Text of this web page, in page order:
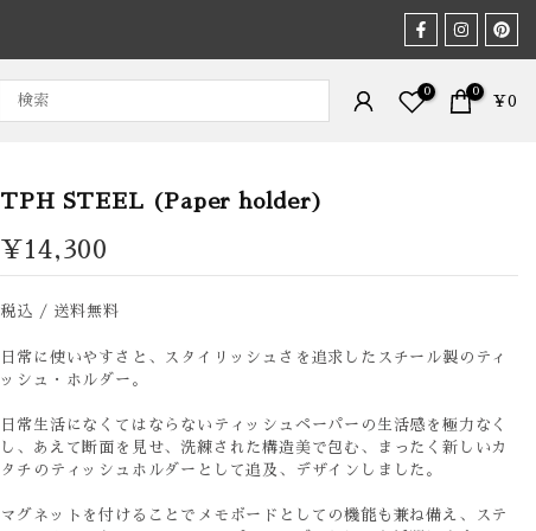
0 0
¥0
TPH STEEL (Paper holder)
¥14,300
税込 / 送料無料
日常に使いやすさと、スタイリッシュさを追求したスチール製のティ
ッシュ・ホルダー。
日常生活になくてはならないティッシュペーパーの生活感を極力なく
し、あえて断面を見せ、洗練された構造美で包む、まったく新しいカ
タチのティッシュホルダーとして追及、デザインしました。
マグネットを付けることでメモボードとしての機能も兼ね備え、ステ